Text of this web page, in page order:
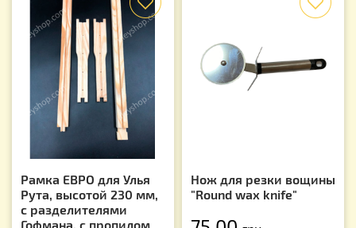
Рамка ЕВРО для Улья
Рута, высотой 230 мм,
с разделителями
Гофмана, с пропилом
Нож для резки вощины
"Round waх knife"